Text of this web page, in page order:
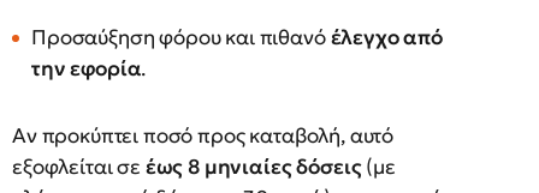
Προσαύξηση φόρου και πιθανόέλεγχο από
την εφορία.
Αν προκύπτει ποσό προς καταβολή, αυτό
εξοφλείται σε έως 8 μηνιαίες δόσεις(με